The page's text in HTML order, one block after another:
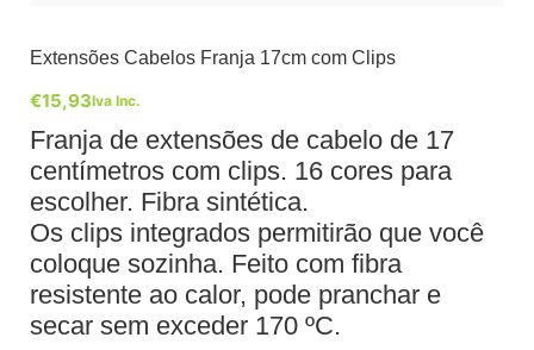
Extensões Cabelos Franja 17cm com Clips
€15,93Iva Inc.
Franja de extensões de cabelo de 17
centímetros com clips. 16 cores para
escolher. Fibra sintética.
Os clips integrados permitirão que você
coloque sozinha. Feito com fibra
resistente ao calor, pode pranchar e
secar sem exceder 170 ºC.